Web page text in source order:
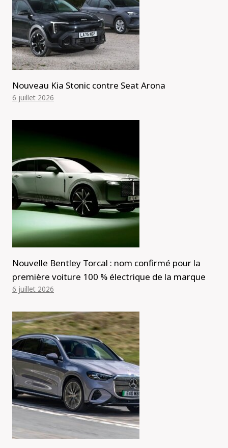
Nouveau Kia Stonic contre Seat Arona
6 juillet 2026
Nouvelle Bentley Torcal : nom confirmé pour la
première voiture 100 % électrique de la marque
6 juillet 2026